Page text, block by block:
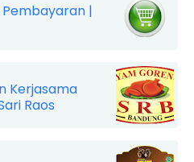
|
Kerjasama
Raos